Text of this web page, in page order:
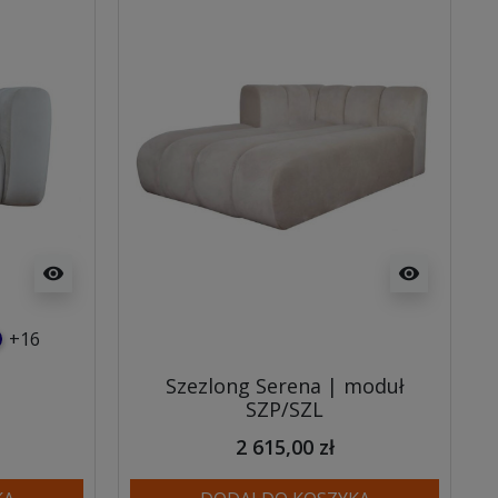
visibility
+16
visibility
Szezlong Serena | moduł
SZP/SZL
2 615,00 zł